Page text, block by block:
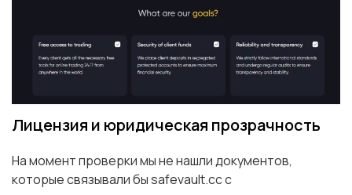
Лицензия и юридическая прозрачность
На момент проверки мы не нашли документов,
которые связывали бы safevault.cc с